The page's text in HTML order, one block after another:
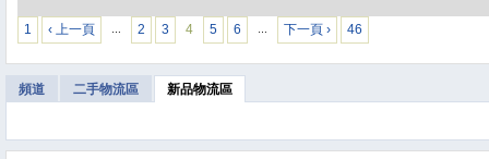
1 ‹ 上一頁 … 2 3 4 5 6 … 下一頁 › 46
頻道 二手物流區 新品物流區